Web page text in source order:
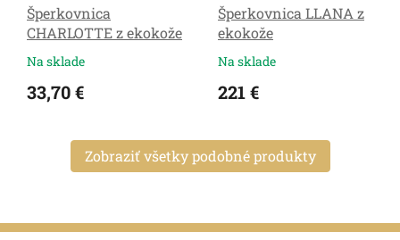
Šperkovnica
CHARLOTTE z ekokože
Na sklade
33,70 €
Šperkovnica LLANA z
ekokože
Na sklade
221 €
Zobraziť všetky podobné produkty